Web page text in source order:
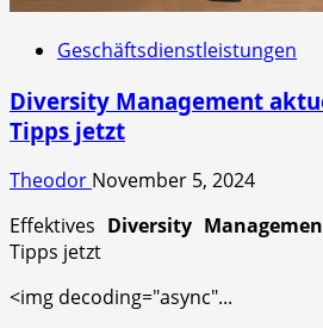
Geschäftsdienstleistungen
Diversity Management
Tipps jetzt
Theodor November 5, 2024
Effektives Diversity
Tipps jetzt
<img decoding="async"...